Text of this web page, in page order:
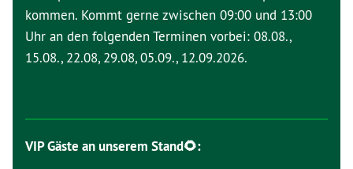
kommen. Kommt gerne zwischen 09:00 und 13:00
Uhr an den folgenden Terminen vorbei: 08.08.,
15.08., 22.08, 29.08, 05.09., 12.09.2026.
VIP Gäste an unserem Stand🌻: